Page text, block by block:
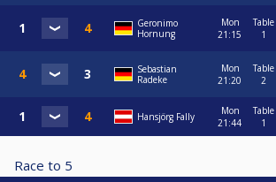
Geronimo
Hornung
Mon
21:15
Table
1
Sebastian
Radeke
Mon
21:20
Table
2
Hansjörg Fally
Mon
21:44
Table
1
Race to 5